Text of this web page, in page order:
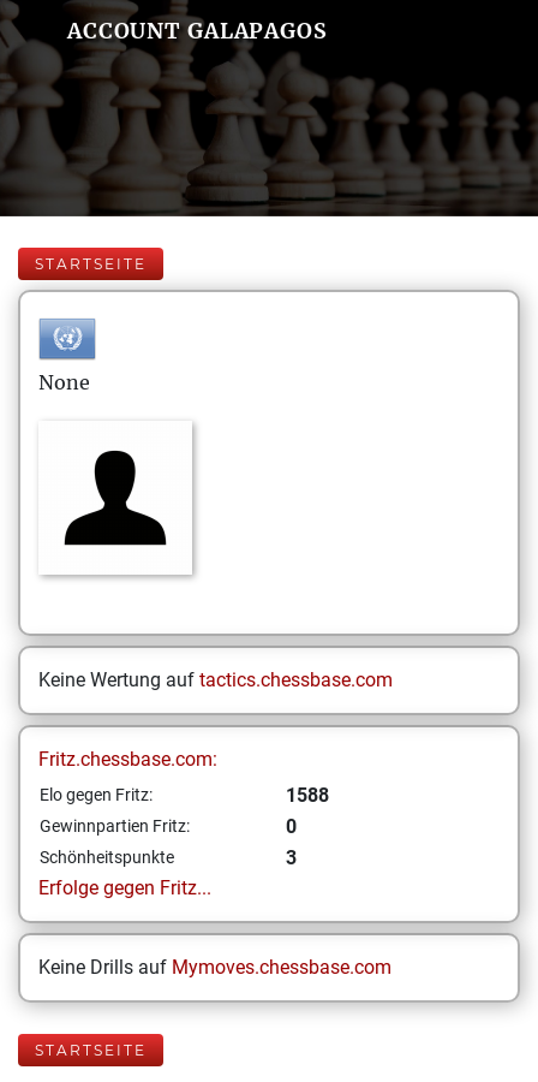
ACCOUNT GALAPAGOS
STARTSEITE
None
Keine Wertung auf tactics.chessbase.com
Fritz.chessbase.com:
Elo gegen Fritz: 1588
Gewinnpartien Fritz: 0
Schönheitspunkte
3
Erfolge gegen Fritz...
Keine Drills auf Mymoves.chessbase.com
STARTSEITE